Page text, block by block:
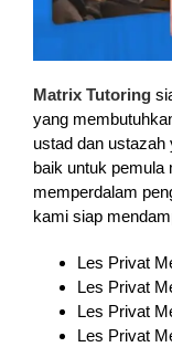
Matrix Tutoring
yang
ustad dan ustazah
baik untuk pemula
memperdalam
kami siap
Les Privat
Les Privat
Les Privat
Les Privat